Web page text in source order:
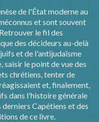
de l'État moderne au
et sont souvent
le fil des
des décideurs au-delà
et de l'antijudaïsme
saisir le point de vue des
chrétiens, tenter de
et, finalement,
dans l'histoire générale
Capétiens et des
de ce livre.